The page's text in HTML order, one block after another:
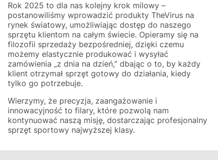
Rok 2025 to dla nas kolejny krok milowy –
postanowiliśmy wprowadzić produkty TheVirus na
rynek światowy, umożliwiając dostęp do naszego
sprzętu klientom na całym świecie. Opieramy się na
filozofii sprzedaży bezpośredniej, dzięki czemu
możemy elastycznie produkować i wysyłać
zamówienia „z dnia na dzień,” dbając o to, by każdy
klient otrzymał sprzęt gotowy do działania, kiedy
tylko go potrzebuje.
Wierzymy, że precyzja, zaangażowanie i
innowacyjność to filary, które pozwolą nam
kontynuować naszą misję, dostarczając profesjonalny
sprzęt sportowy najwyższej klasy.